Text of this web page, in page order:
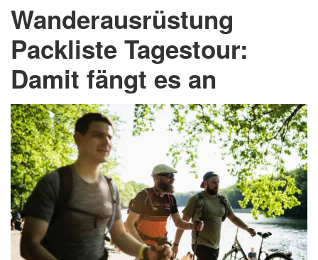
Wanderausrüstung
Packliste Tagestour:
Damit fängt es an